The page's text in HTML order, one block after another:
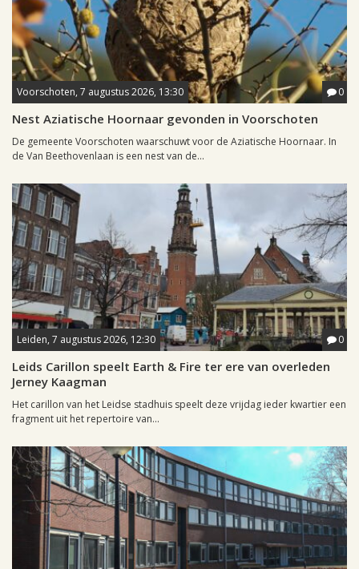
Voorschoten, 7 augustus 2026, 13:30 0
Nest Aziatische Hoornaar gevonden in Voorschoten
De gemeente Voorschoten waarschuwt voor de Aziatische Hoornaar. In
de Van Beethovenlaan is een nest van de...
Leiden, 7 augustus 2026, 12:30 0
Leids Carillon speelt Earth & Fire ter ere van overleden
Jerney Kaagman
Het carillon van het Leidse stadhuis speelt deze vrijdag ieder kwartier een
fragment uit het repertoire van...